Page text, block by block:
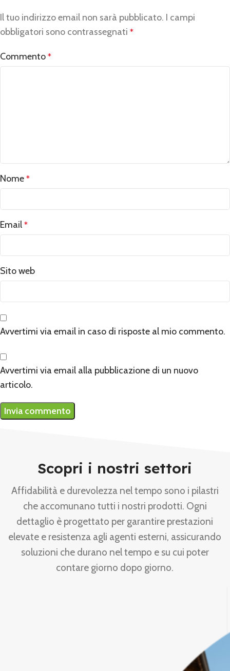
Il tuo indirizzo email non sarà pubblicato. I campi
obbligatori sono contrassegnati *
Commento *
Nome *
Email *
Sito web
Avvertimi via email in caso di risposte al mio commento.
Avvertimi via email alla pubblicazione di un nuovo
articolo.
Alternative:
Scopri i nostri settori
Affidabilità e durevolezza nel tempo sono i pilastri
che accomunano tutti i nostri prodotti. Ogni
dettaglio è progettato per garantire prestazioni
elevate e resistenza agli agenti esterni, assicurando
soluzioni che durano nel tempo e su cui poter
contare giorno dopo giorno.